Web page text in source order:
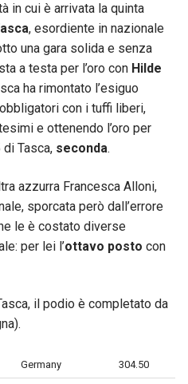
in cui è arrivata la quinta
, esordiente in nazionale
una gara solida e senza
a testa per l’oro con Hilde
ha rimontato l’esiguo
con i tuffi liberi,
e ottenendo l’oro per
Tasca, seconda.
azzurra Francesca Alloni,
sporcata però dall’errore
le è costato diverse
per lei l’ottavo posto con
il podio è completato da
Germany 304.50